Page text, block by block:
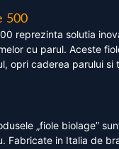
500
reprezinta solutia
cu parul. Aceste
opri caderea parului si
„fiole biolage”
Fabricate in Italia de